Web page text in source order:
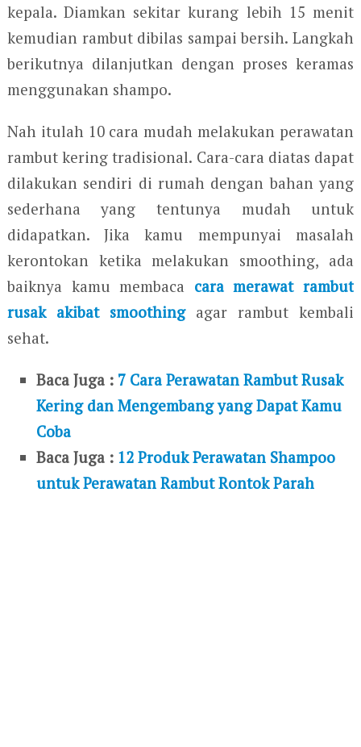
kepala. Diamkan sekitar kurang lebih 15 menit
kemudian rambut dibilas sampai bersih. Langkah
berikutnya dilanjutkan dengan proses keramas
menggunakan shampo.
Nah itulah 10 cara mudah melakukan perawatan
rambut kering tradisional. Cara-cara diatas dapat
dilakukan sendiri di rumah dengan bahan yang
sederhana yang tentunya mudah untuk
didapatkan. Jika kamu mempunyai masalah
kerontokan ketika melakukan smoothing, ada
baiknya kamu membaca cara merawat rambut
rusak akibat smoothingagar rambut kembali
sehat.
Baca Juga : 7 Cara Perawatan Rambut Rusak
Kering dan Mengembang yang Dapat Kamu
Coba
Baca Juga : 12 Produk Perawatan Shampoo
untuk Perawatan Rambut Rontok Parah